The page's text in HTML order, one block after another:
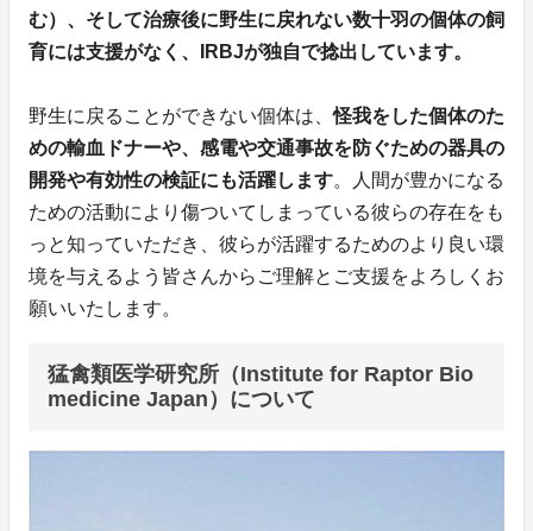
む）、そして治療後に野生に戻れない数十羽の個体の飼
育には支援がなく、IRBJが独自で捻出しています。
野生に戻ることができない個体は、怪我をした個体のた
めの輸血ドナーや、感電や交通事故を防ぐための器具の
開発や有効性の検証にも活躍します。人間が豊かになる
ための活動により傷ついてしまっている彼らの存在をも
っと知っていただき、彼らが活躍するためのより良い環
境を与えるよう皆さんからご理解とご支援をよろしくお
願いいたします。
猛禽類医学研究所（Institute for Raptor Bio
medicine Japan）について